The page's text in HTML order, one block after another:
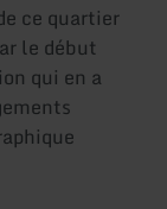
ce quartier
le début
qui en a